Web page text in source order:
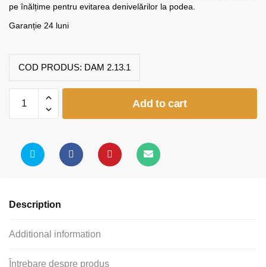
pe înălțime pentru evitarea denivelărilor la podea.
Garanție 24 luni
COD PRODUS: DAM 2.13.1
ECO
Add to cart
Description
Additional information
Întrebare despre produs